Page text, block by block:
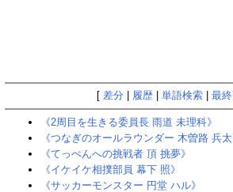
[ 差分 履歴| 単語検索| 最
《2周目を生きる委員長 雨道 未理科》
《つなぎのオールラウンダー 木曽路 兵太
《てっぺんへの挑戦者 頂 挑夢》
《イケイケ相撲部員 幕下 照》
《サッカーモンスター 円堂 ハル》